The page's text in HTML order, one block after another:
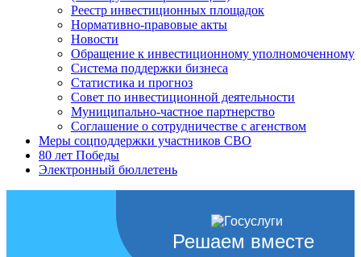
Реестр инвестиционных площадок
Нормативно-правовые акты
Новости
Обращение к инвестиционному уполномоченному
Система поддержки бизнеса
Статистика и прогноз
Совет по инвестиционной деятельности
Муниципально-частное партнерство
Соглашение о сотрудничестве с агенством
Меры соцподдержки участников СВО
80 лет Победы
Электронный бюллетень
Решаем вместе